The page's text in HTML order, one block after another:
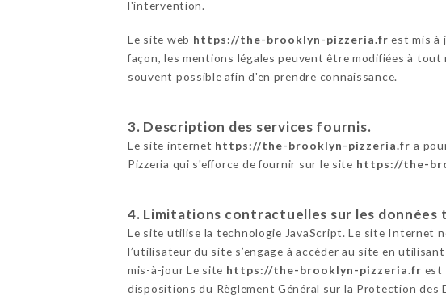
l'intervention.
Le site web https://the-brooklyn-pizzeria.fr est mis à
façon, les mentions légales peuvent être modifiées à
souvent possible afin d'en prendre connaissance.
3. Description des services fournis.
Le site internet https://the-brooklyn-pizzeria.fr a
Pizzeria qui s'efforce de fournir sur le site https://the-
4. Limitations contractuelles sur les données
Le site utilise la technologie JavaScript. Le site Internet
l’utilisateur du site s’engage à accéder au site en
mis-à-jour Le site https://the-brooklyn-pizzeria.fr est
dispositions du Règlement Général sur la Protection des